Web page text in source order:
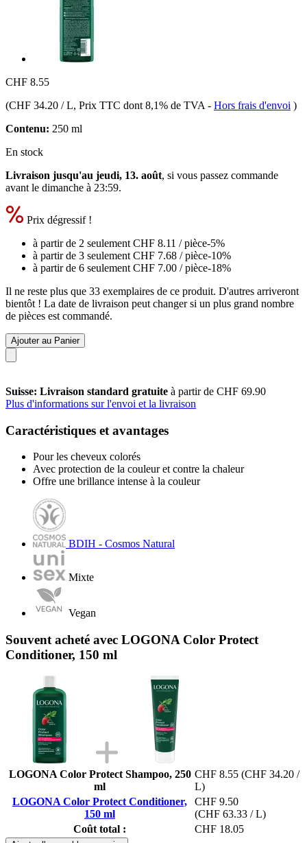
CHF 8.55
(CHF 34.20 / L, Prix TTC dont 8,1% de TVA - Hors frais d'envoi )
Contenu: 250 ml
En stock
Livraison jusqu'au jeudi, 13. août, si vous passez commande
avant le dimanche à 23:59.
Prix dégressif !
à partir de 2 seulement CHF 8.11 / pièce-5%
à partir de 3 seulement CHF 7.68 / pièce-10%
à partir de 6 seulement CHF 7.00 / pièce-18%
Il ne reste plus que 33 exemplaires de ce produit. D'autres arriveront
bientôt ! La date de livraison peut changer si un plus grand nombre
de pièces est commandé.
Ajouter au Panier
Suisse: Livraison standard gratuite à partir de CHF 69.90
Plus d'informations sur l'envoi et la livraison
Caractéristiques et avantages
Pour les cheveux colorés
Avec protection de la couleur et contre la chaleur
Offre une brillance intense à la couleur
BDIH - Cosmos Natural
Mixte
Vegan
Souvent acheté avec LOGONA Color Protect
Conditioner, 150 ml
LOGONA Color Protect Shampoo, 250
ml
CHF 8.55 (CHF 34.20 /
L)
LOGONA Color Protect Conditioner,
150 ml
CHF 9.50
(CHF 63.33 / L)
Coût total :
CHF 18.05